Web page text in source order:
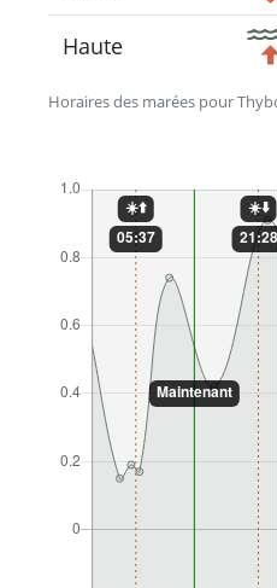
Horaires des marées pour
Haute